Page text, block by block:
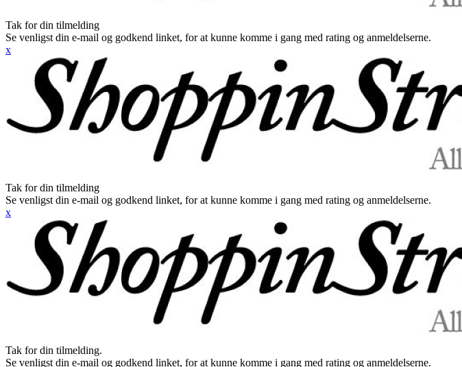
Tak for din tilmelding
Se venligst din e-mail og godkend linket, for at kunne komme i gang med rating og anmeldelserne.
x
Tak for din tilmelding
Se venligst din e-mail og godkend linket, for at kunne komme i gang med rating og anmeldelserne.
x
Tak for din tilmelding.
Se venligst din e-mail og godkend linket, for at kunne komme i gang med rating og anmeldelserne.